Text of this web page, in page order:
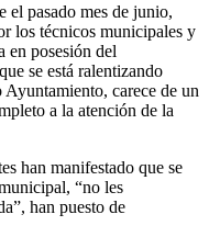
el pasado mes de junio,
los técnicos municipales y
en posesión del
se está ralentizando
carece de un
a la atención de la
han manifestado que se
“no les
han puesto de